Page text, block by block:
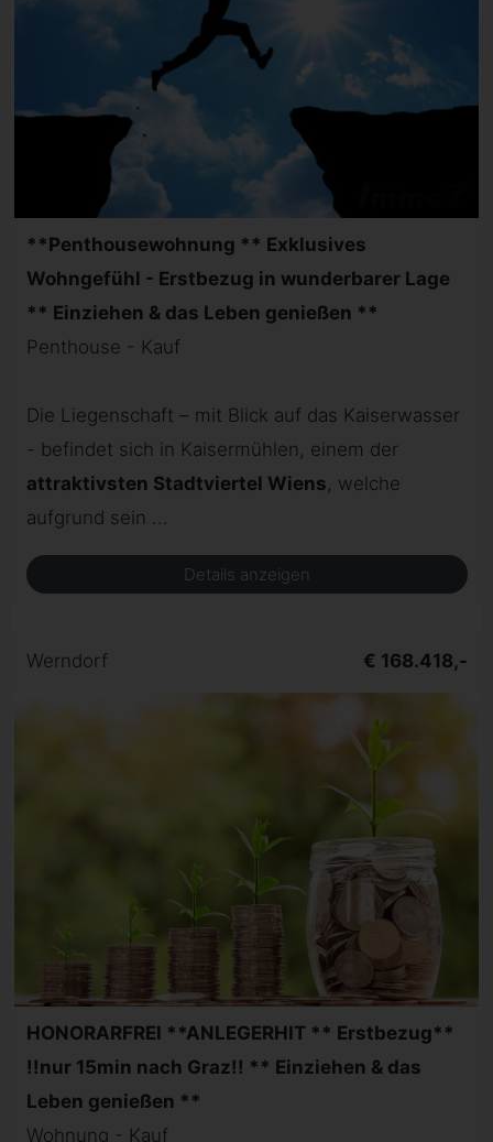
**Penthousewohnung ** Exklusives
Wohngefühl - Erstbezug in wunderbarer Lage
** Einziehen & das Leben genießen **
Penthouse - Kauf
Die Liegenschaft – mit Blick auf das Kaiserwasser
- befindet sich in Kaisermühlen, einem der
attraktivsten Stadtviertel Wiens, welche
aufgrund sein ...
Details anzeigen
Werndorf € 168.418,-
HONORARFREI **ANLEGERHIT ** Erstbezug**
!!nur 15min nach Graz!! ** Einziehen & das
Leben genießen **
Wohnung - Kauf